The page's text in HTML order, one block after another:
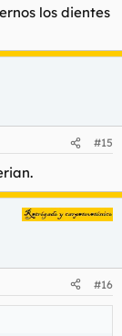
los dientes
#15
#16